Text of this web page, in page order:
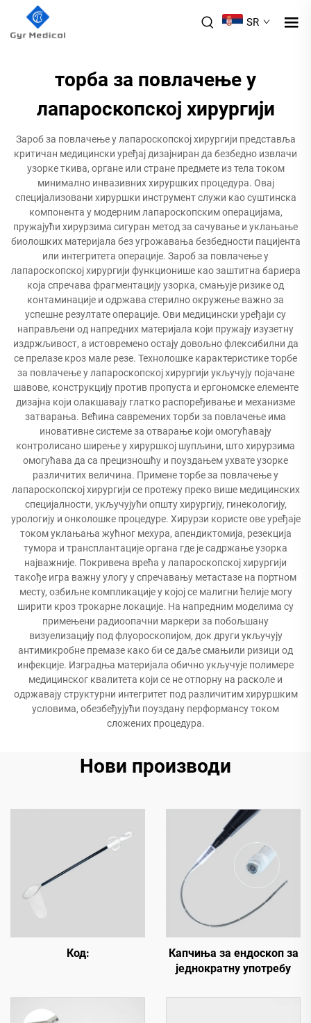
SR
торба за повлачење у
лапароскопској хирургији
Зароб за повлачење у лапароскопској хирургији представља
критичан медицински уређај дизајниран да безбедно извлачи
узорке ткива, органе или стране предмете из тела током
минимално инвазивних хируршких процедура. Овај
специјализовани хируршки инструмент служи као суштинска
компонента у модерним лапароскопским операцијама,
пружајући хирурзима сигуран метод за сачување и уклањање
биолошких материјала без угрожавања безбедности пацијента
или интегритета операције. Зароб за повлачење у
лапароскопској хирургији функционише као заштитна бариера
која спречава фрагментацију узорка, смањује ризике од
контаминације и одржава стерилно окружење важно за
успешне резултате операције. Ови медицински уређаји су
направљени од напредних материјала који пружају изузетну
издржљивост, а истовремено остају довољно флексибилни да
се прелазе кроз мале резе. Технолошке карактеристике торбе
за повлачење у лапароскопској хирургији укључују појачане
шавове, конструкцију против пропуста и ергономске елементе
дизајна који олакшавају глатко распоређивање и механизме
затварања. Већина савремених торби за повлачење има
иновативне системе за отварање који омогућавају
контролисано ширење у хируршкој шупљини, што хирурзима
омогућава да са прецизношћу и поуздањем ухвате узорке
различитих величина. Примене торбе за повлачење у
лапароскопској хирургији се протежу преко више медицинских
специјалности, укључујући општу хирургију, гинекологију,
урологију и онколошке процедуре. Хирурзи користе ове уређаје
током уклањања жућног мехура, апендиктомија, резекција
тумора и трансплантације органа где је садржање узорка
најважније. Покривена врећа у лапароскопској хирургији
такође игра важну улогу у спречавању метастазе на портном
месту, озбиљне компликације у којој се малигни ћелије могу
ширити кроз трокарне локације. На напредним моделима су
примењени радиоопачни маркери за побољшану
визуелизацију под флуороскопијом, док други укључују
антимикробне премазе како би се даље смањили ризици од
инфекције. Изградња материјала обично укључује полимере
медицинског квалитета који се не отпорну на расколе и
одржавају структурни интегритет под различитим хируршким
условима, обезбеђујући поуздану перформансу током
сложених процедура.
Нови производи
Код:
Капчиња за ендоскоп за
једнократну употребу